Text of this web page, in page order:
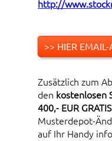
http://
>> HIER
Zusätzlich zum
den kostenlosen
400,- EUR
Musterdepot-
auf Ihr Handy